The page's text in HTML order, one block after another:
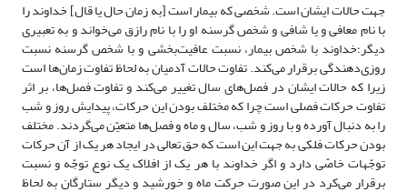
جهت حالات ایشان است. شخصی که بیمار است [به زمان حال یا قال] خداوند را
با نام معافی و یا شافی و شخص گرسنه او را با نام رازق می‌خواند و به تعبیری
دیگر؛خداوند با شخص بیمار، نسبت عافیت‌بخشی و با شخص گرسنه نسبت
روزی‌دهندگی برقرار می‌کند. تفاوت حالات آدمیان به لحاظ تفاوت زمان‌ها است
زیرا که حالات ایشان در فصل‌های سال تغییر می‌کند و تفاوت فصل‌ها، بر اثر
تفاوت حرکات فصلی است چرا که مختلف بودن این حرکات، پیدایش روز و شب
را به دنبال آورده و با روز و شب، سال و ماه و فصل‌ها متعیّن می‌گردند. مختلف
بودن حرکات فلکی به جهت این است که حق تعالی در ایجاد هر یک از آن حرکات
توجّهات خاصّی دارد و اگر خداوند با هر یک از افلاک یک نوع توجّه و نسبت
برقرار می‌کرد در این صورت حرکت ماه و خورشید و دیگر ستارگان به لحاظ